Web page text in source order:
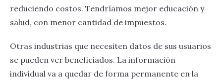
reduciendo costos. Tendríamos mejor educación y
salud, con menor cantidad de impuestos.
Otras industrias que necesiten datos de sus usuarios
se pueden ver beneficiados. La información
individual va a quedar de forma permanente en la